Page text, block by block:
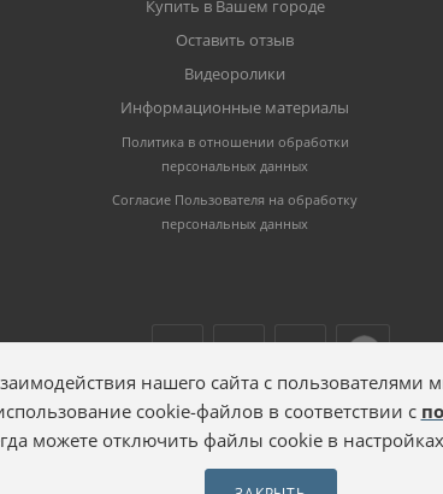
Купить в Вашем городе
Оставить отзыв
Видеоролики
Информационные материалы
Политика в отношении обработки
персональных данных
Согласие Пользователя на обработку
персональных данных
нашего сайта с пользователями
cookie-файлов в соответствии с
можете отключить файлы cookie в